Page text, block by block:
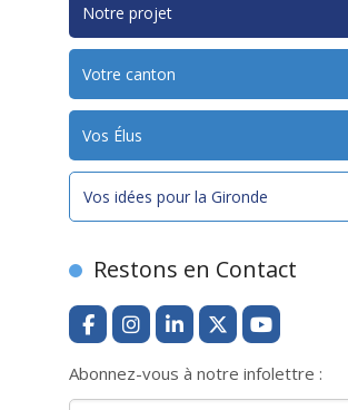
Notre projet
Votre canton
Vos Élus
Vos idées pour la Gironde
Restons en Contact
Abonnez-vous à notre infolettre :